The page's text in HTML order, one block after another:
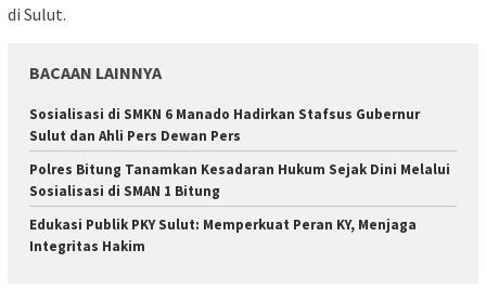
di Sulut.
BACAAN LAINNYA
Sosialisasi di SMKN 6 Manado Hadirkan Stafsus Gubernur
Sulut dan Ahli Pers Dewan Pers
Polres Bitung Tanamkan Kesadaran Hukum Sejak Dini Melalui
Sosialisasi di SMAN 1 Bitung
Edukasi Publik PKY Sulut: Memperkuat Peran KY, Menjaga
Integritas Hakim